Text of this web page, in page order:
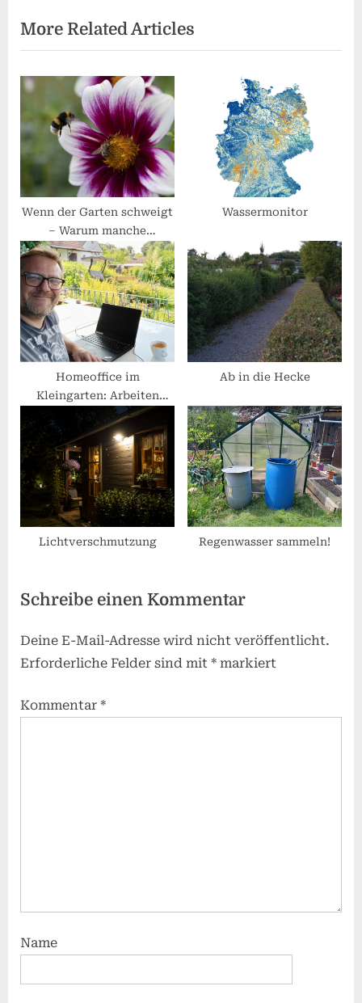
o
u
s
P
o
s
t
:
t
P
o
t
More Related Articles
Wenn der Garten schweigt
– Warum manche
Gartenpflanzen der Natur
wenig helfen
Wassermonitor
Homeoffice im
Kleingarten: Arbeiten
zwischen Rosen und
Rasenmäher
Ab in die Hecke
Lichtverschmutzung Regenwasser sammeln!
Schreibe einen Kommentar
Deine E-Mail-Adresse wird nicht veröffentlicht.
Erforderliche Felder sind mit * markiert
Kommentar *
Name